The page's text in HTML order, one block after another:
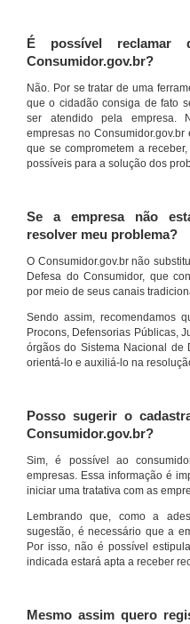
É possível reclamar
Consumidor.gov.br?
Não. Por se tratar de uma
que o cidadão consiga de fato
ser atendido pela empresa.
empresas no
que se comprometem a
possíveis para a solução dos
Se a empresa não
resolver meu problema?
O Consumidor.gov.br não
Defesa do Consumidor, que
por meio de seus canais
Sendo assim, recomendamos
Procons, Defensorias Públicas,
órgãos do Sistema Nacional de
orientá-lo e auxiliá-lo na
Posso sugerir o
Consumidor.gov.br?
Sim, é possível ao
empresas. Essa informação é
iniciar uma tratativa com as
Lembrando que, como a
sugestão, é necessário que a
Por isso, não é possível
indicada estará apta a receber
Mesmo assim quero